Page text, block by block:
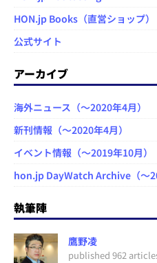
HON.jp Books（直営ショップ）
公式サイト
アーカイブ
海外ニュース（～2020年4月）
新刊情報（～2020年4月）
イベント情報（～2019年10月）
hon.jp DayWatch Archive（～
執筆陣
鷹野凌
published 962